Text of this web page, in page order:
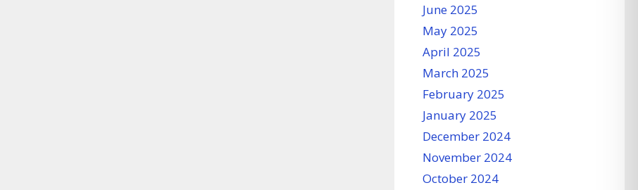
June 2025
May 2025
April 2025
March 2025
February 2025
January 2025
December 2024
November 2024
October 2024